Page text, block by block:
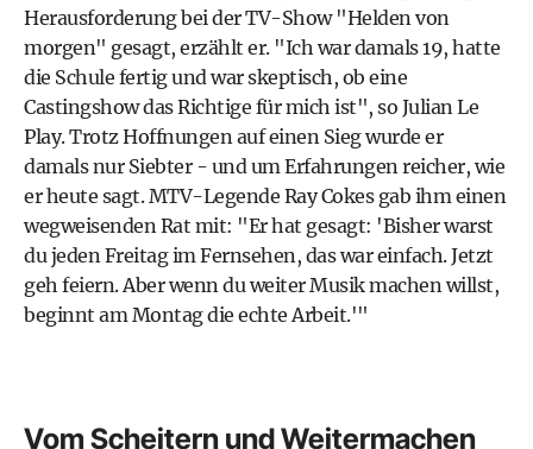
Herausforderung bei der TV-Show "Helden von
morgen" gesagt, erzählt er. "Ich war damals 19, hatte
die Schule fertig und war skeptisch, ob eine
Castingshow das Richtige für mich ist", so Julian Le
Play. Trotz Hoffnungen auf einen Sieg wurde er
damals nur Siebter - und um Erfahrungen reicher, wie
er heute sagt. MTV-Legende Ray Cokes gab ihm einen
wegweisenden Rat mit: "Er hat gesagt: 'Bisher warst
du jeden Freitag im Fernsehen, das war einfach. Jetzt
geh feiern. Aber wenn du weiter Musik machen willst,
beginnt am Montag die echte Arbeit.'"
Vom Scheitern und Weitermachen